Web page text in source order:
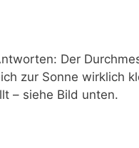
Der
zur Sonne wirklich
– siehe Bild unten.